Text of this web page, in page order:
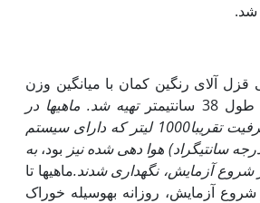
ماهی قزل آلای رنگین کمان با میانگین وزن
تهیه شد. ماهی‏ها در
تانک‏های جداگانه با ظرفیت تقریبا1000 لیتر که دارای سیستم
) هوا دهی شده نیز بود، به
آزمایش، نگهداری شدند.ماهی‏ها تا
آزمایش، روزانه به‏وسیله خوراک